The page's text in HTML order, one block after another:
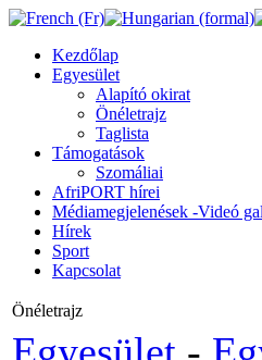
Kezdőlap
Egyesület
Alapító okirat
Önéletrajz
Taglista
Támogatások
Szomáliai
AfriPORT hírei
Médiamegjelenések -Videó
Hírek
Sport
Kapcsolat
Önéletrajz